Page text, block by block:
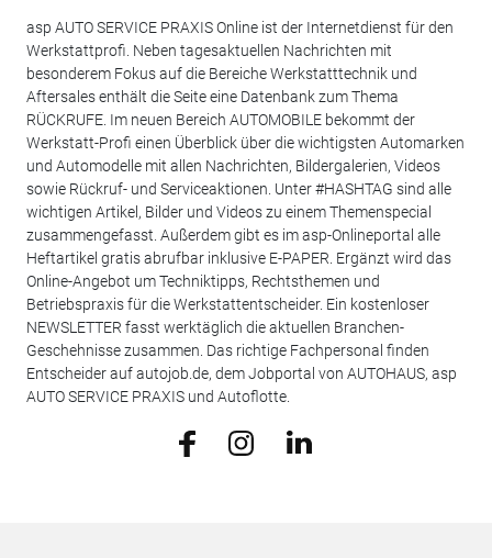
asp AUTO SERVICE PRAXIS Online ist der Internetdienst für den
Werkstattprofi. Neben tagesaktuellen Nachrichten mit
besonderem Fokus auf die Bereiche Werkstatttechnik und
Aftersales enthält die Seite eine Datenbank zum Thema
RÜCKRUFE. Im neuen Bereich AUTOMOBILE bekommt der
Werkstatt-Profi einen Überblick über die wichtigsten Automarken
und Automodelle mit allen Nachrichten, Bildergalerien, Videos
sowie Rückruf- und Serviceaktionen. Unter #HASHTAG sind alle
wichtigen Artikel, Bilder und Videos zu einem Themenspecial
zusammengefasst. Außerdem gibt es im asp-Onlineportal alle
Heftartikel gratis abrufbar inklusive E-PAPER. Ergänzt wird das
Online-Angebot um Techniktipps, Rechtsthemen und
Betriebspraxis für die Werkstattentscheider. Ein kostenloser
NEWSLETTER fasst werktäglich die aktuellen Branchen-
Geschehnisse zusammen. Das richtige Fachpersonal finden
Entscheider auf autojob.de, dem Jobportal von AUTOHAUS, asp
AUTO SERVICE PRAXIS und Autoflotte.